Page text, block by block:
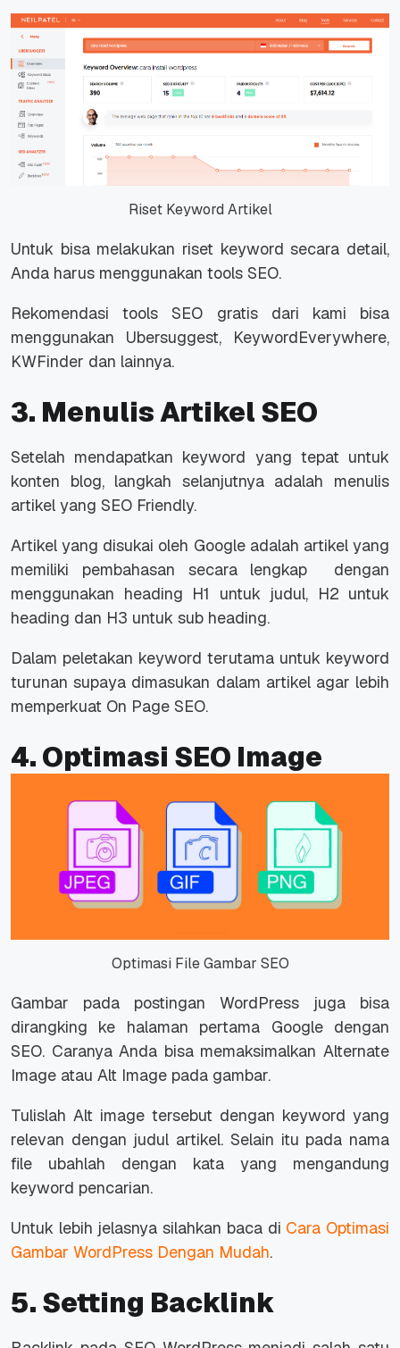
Riset Keyword Artikel
Untuk bisa melakukan riset keyword secara detail,
Anda harus menggunakan tools SEO.
Rekomendasi tools SEO gratis dari kami bisa
menggunakan Ubersuggest, KeywordEverywhere,
KWFinder dan lainnya.
3. Menulis Artikel SEO
Setelah mendapatkan keyword yang tepat untuk
konten blog, langkah selanjutnya adalah menulis
artikel yang SEO Friendly.
Artikel yang disukai oleh Google adalah artikel yang
memiliki pembahasan secara lengkap dengan
menggunakan heading H1 untuk judul, H2 untuk
heading dan H3 untuk sub heading.
Dalam peletakan keyword terutama untuk keyword
turunan supaya dimasukan dalam artikel agar lebih
memperkuat On Page SEO.
4. Optimasi SEO Image
Optimasi File Gambar SEO
Gambar pada postingan WordPress juga bisa
dirangking ke halaman pertama Google dengan
SEO. Caranya Anda bisa memaksimalkan Alternate
Image atau Alt Image pada gambar.
Tulislah Alt image tersebut dengan keyword yang
relevan dengan judul artikel. Selain itu pada nama
file ubahlah dengan kata yang mengandung
keyword pencarian.
Untuk lebih jelasnya silahkan baca di Cara Optimasi
Gambar WordPress Dengan Mudah.
5. Setting Backlink